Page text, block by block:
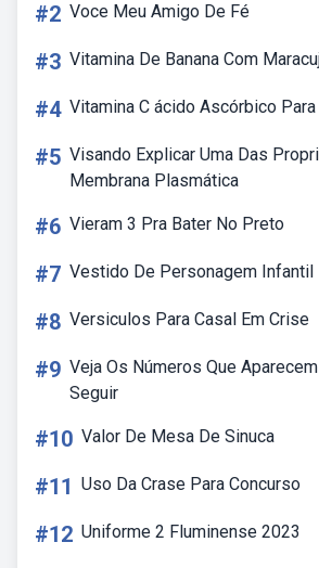
#2 Voce Meu Amigo De Fé
#3 Vitamina De Banana Com
#4 Vitamina C ácido Ascórbico
#5 Visando Explicar Uma Das
Membrana Plasmática
#6 Vieram 3 Pra Bater No Preto
#7 Vestido De Personagem Infantil
#8 Versiculos Para Casal Em Crise
#9 Veja Os Números Que
Seguir
#10 Valor De Mesa De Sinuca
#11 Uso Da Crase Para Concurso
#12 Uniforme 2 Fluminense 2023